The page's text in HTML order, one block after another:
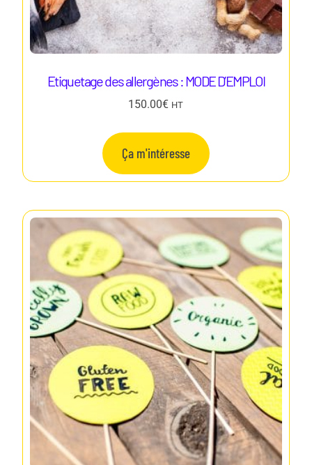
Etiquetage des allergènes : MODE D’EMPLOI
150.00€ HT
Ça m'intéresse